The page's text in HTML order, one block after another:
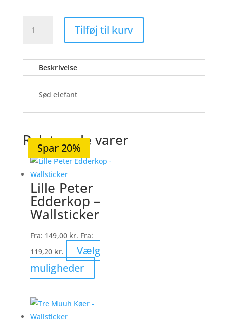
elefant
antal
Tilføj til kurv
Beskrivelse
Sød elefant
Relaterede varer
Spar 19%
Lille Peter
Edderkop –
Wallsticker
Fra:149,00kr. Fra:
119,20 kr.
Vælg
muligheder
vare
Spar 20%
Spar 20%
Spar 19%
Spar 20%